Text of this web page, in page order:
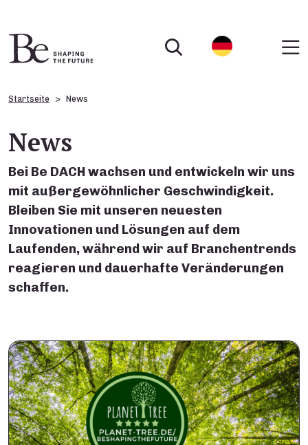
Startseite News
News
Bei Be DACH wachsen und entwickeln wir uns
mit außergewöhnlicher Geschwindigkeit.
Bleiben Sie mit unseren neuesten
Innovationen und Lösungen auf dem
Laufenden, während wir auf Branchentrends
reagieren und dauerhafte Veränderungen
schaffen.